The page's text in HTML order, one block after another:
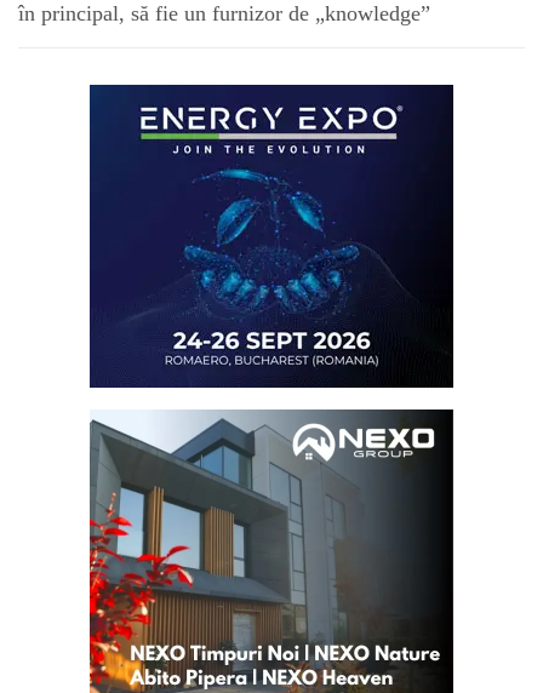
în principal, să fie un furnizor de „knowledge”